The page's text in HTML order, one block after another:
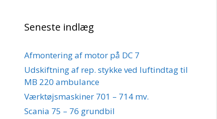
Seneste indlæg
Afmontering af motor på DC 7
Udskiftning af rep. stykke ved luftindtag til
MB 220 ambulance
Værktøjsmaskiner 701 – 714 mv.
Scania 75 – 76 grundbil